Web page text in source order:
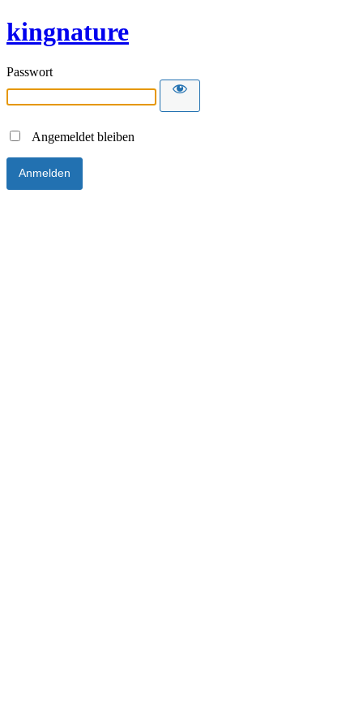
kingnature
Passwort
Angemeldet bleiben